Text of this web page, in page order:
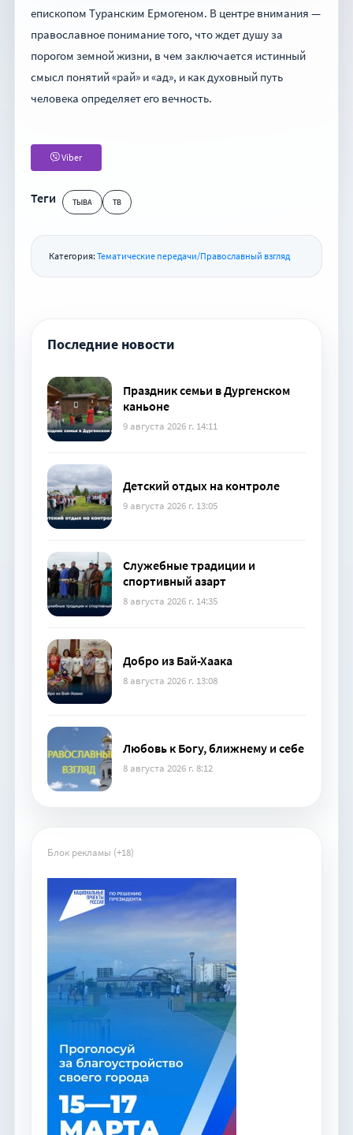
епископом Туранским Ермогеном. В центре внимания —
православное понимание того, что ждет душу за
порогом земной жизни, в чем заключается истинный
смысл понятий «рай» и «ад», и как духовный путь
человека определяет его вечность.
Viber
Теги ТЫВА ТВ
Категория: Тематические передачи/Православный взгляд
Последние новости
Праздник семьи в Дургенском
каньоне
9 августа 2026 г. 14:11
Детский отдых на контроле
9 августа 2026 г. 13:05
Служебные традиции и
спортивный азарт
8 августа 2026 г. 14:35
Добро из Бай-Хаака
8 августа 2026 г. 13:08
Любовь к Богу, ближнему и себе
8 августа 2026 г. 8:12
Блок рекламы (+18)